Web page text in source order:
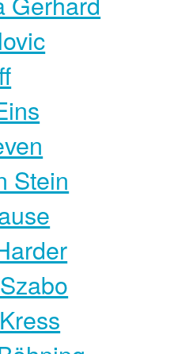
Stein